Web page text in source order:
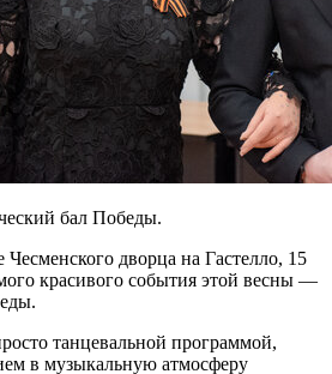
бал Победы.
Чесменского дворца на Гастелло, 15
красивого события этой весны —
танцевальной программой,
в музыкальную атмосферу